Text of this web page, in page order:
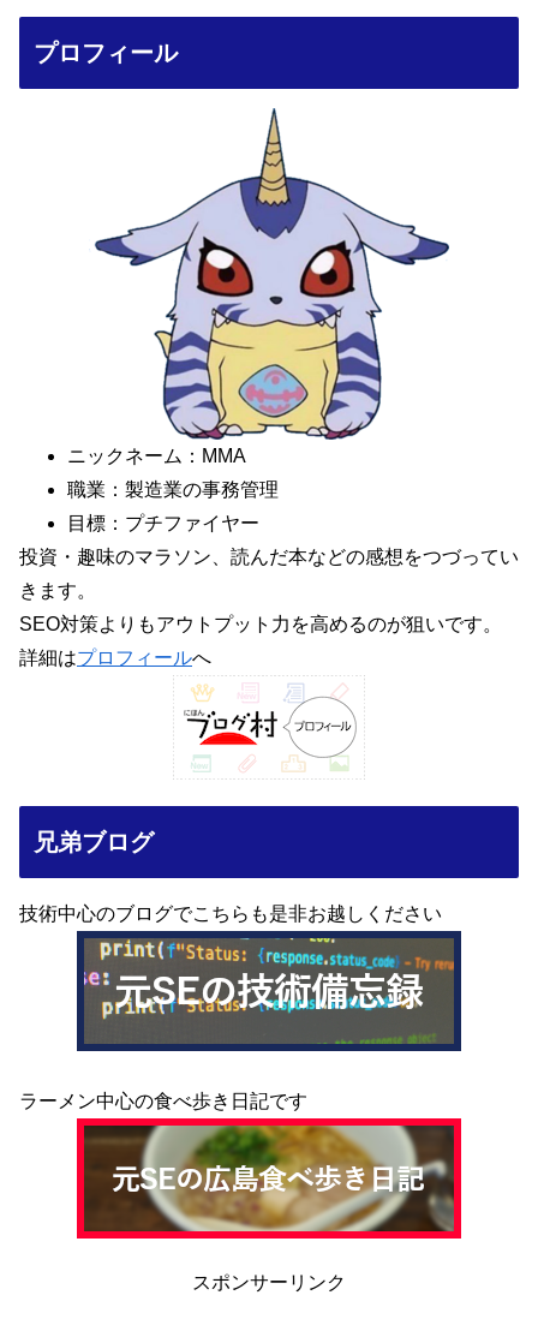
プロフィール
ニックネーム：MMA
職業：製造業の事務管理
目標：プチファイヤー
投資・趣味のマラソン、読んだ本などの感想をつづってい
きます。
SEO対策よりもアウトプット力を高めるのが狙いです。
詳細はプロフィールへ
兄弟ブログ
技術中心のブログでこちらも是非お越しください
ラーメン中心の食べ歩き日記です
スポンサーリンク